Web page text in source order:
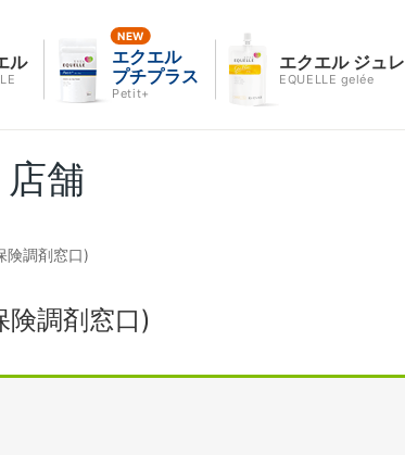
ル
エクエル
プチプラス
Petit+
エクエル ジュレ
EQUELLE gelée
舗
険調剤窓口)
険調剤窓口)